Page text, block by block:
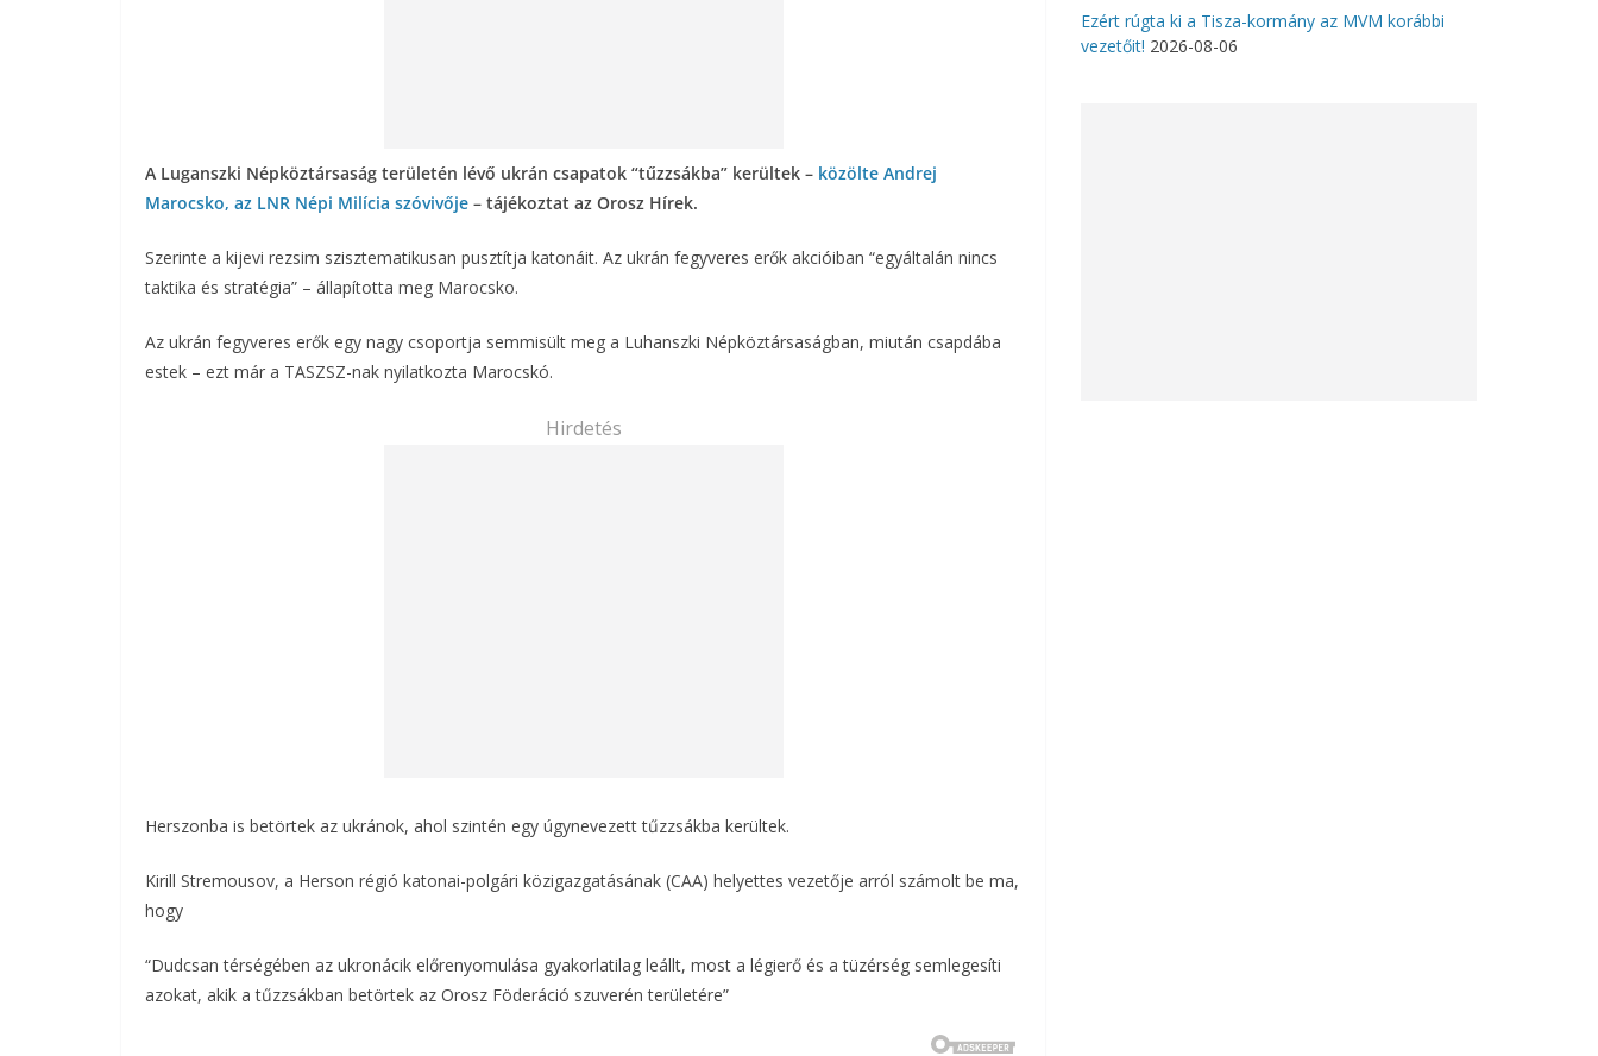
A Luganszki Népköztársaság területén lévő ukrán csapatok “tűzzsákba” kerültek – közölte Andrej
Marocsko, az LNR Népi Milícia szóvivője – tájékoztat az Orosz Hírek.
Szerinte a kijevi rezsim szisztematikusan pusztítja katonáit. Az ukrán fegyveres erők akcióiban “egyáltalán nincs
taktika és stratégia” – állapította meg Marocsko.
Az ukrán fegyveres erők egy nagy csoportja semmisült meg a Luhanszki Népköztársaságban, miután csapdába
estek – ezt már a TASZSZ-nak nyilatkozta Marocskó.
Hirdetés
Herszonba is betörtek az ukránok, ahol szintén egy úgynevezett tűzzsákba kerültek.
Kirill Stremousov, a Herson régió katonai-polgári közigazgatásának (CAA) helyettes vezetője arról számolt be ma,
hogy
“Dudcsan térségében az ukronácik előrenyomulása gyakorlatilag leállt, most a légierő és a tüzérség semlegesíti
azokat, akik a tűzzsákban betörtek az Orosz Föderáció szuverén területére”
Ezért rúgta ki a Tisza-kormány az MVM korábbi
vezetőit! 2026-08-06